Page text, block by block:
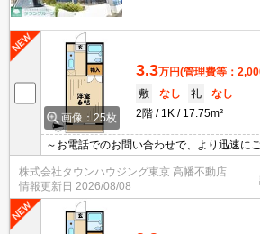
画像：25枚
3.3万円(管理費等：
敷
なし 礼
なし
2階
1K 17.75m²
～お電話でのお問い合わせで、より迅速に
地域密着タウンハウジングまで～
株式会社タウンハウジング東京 高幡不動店
情報更新日 2026/08/08